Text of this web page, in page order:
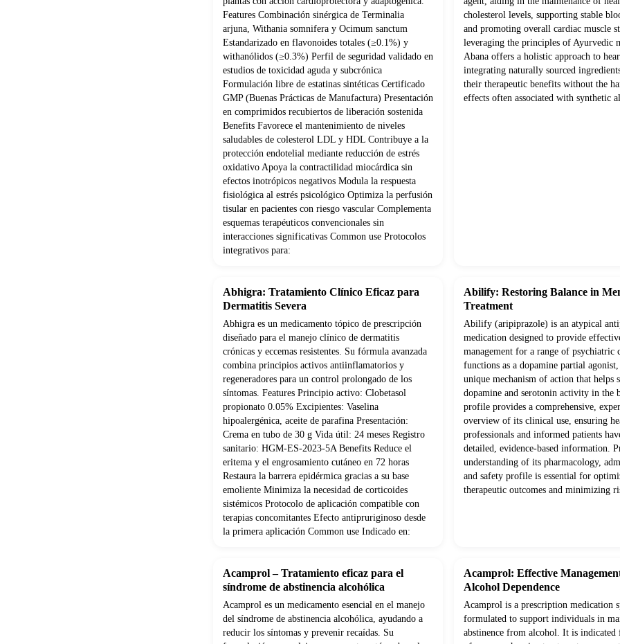
Features Combinación sinérgica de Terminalia
arjuna, Withania somnifera y Ocimum sanctum
Estandarizado en flavonoides totales (≥0.1%) y
withanólidos (≥0.3%) Perfil de seguridad validado en
estudios de toxicidad aguda y subcrónica
Formulación libre de estatinas sintéticas Certificado
GMP (Buenas Prácticas de Manufactura) Presentación
en comprimidos recubiertos de liberación sostenida
Benefits Favorece el mantenimiento de niveles
saludables de colesterol LDL y HDL Contribuye a la
protección endotelial mediante reducción de estrés
oxidativo Apoya la contractilidad miocárdica sin
efectos inotrópicos negativos Modula la respuesta
fisiológica al estrés psicológico Optimiza la perfusión
tisular en pacientes con riesgo vascular Complementa
esquemas terapéuticos convencionales sin
interacciones significativas Common use Protocolos
integrativos para:
cholesterol levels, supporting stable
and promoting overall cardiac muscle
leveraging the principles of Ayurvedic
Abana offers a holistic approach to
integrating naturally sourced
their therapeutic benefits without the
effects often associated with synthetic
Abhigra: Tratamiento Clínico Eficaz para
Dermatitis Severa
Abhigra es un medicamento tópico de prescripción
diseñado para el manejo clínico de dermatitis
crónicas y eccemas resistentes. Su fórmula avanzada
combina principios activos antiinflamatorios y
regeneradores para un control prolongado de los
síntomas. Features Principio activo: Clobetasol
propionato 0.05% Excipientes: Vaselina
hipoalergénica, aceite de parafina Presentación:
Crema en tubo de 30 g Vida útil: 24 meses Registro
sanitario: HGM-ES-2023-5A Benefits Reduce el
eritema y el engrosamiento cutáneo en 72 horas
Restaura la barrera epidérmica gracias a su base
emoliente Minimiza la necesidad de corticoides
sistémicos Protocolo de aplicación compatible con
terapias concomitantes Efecto antipruriginoso desde
la primera aplicación Common use Indicado en:
Abilify: Restoring Balance in
Treatment
Abilify (aripiprazole) is an atypical
medication designed to provide
management for a range of psychiatric
functions as a dopamine partial
unique mechanism of action that helps
dopamine and serotonin activity in the
profile provides a comprehensive,
overview of its clinical use, ensuring
professionals and informed patients
detailed, evidence-based information.
understanding of its pharmacology,
and safety profile is essential for
therapeutic outcomes and minimizing
Acamprol – Tratamiento eficaz para el
síndrome de abstinencia alcohólica
Acamprol es un medicamento esencial en el manejo
del síndrome de abstinencia alcohólica, ayudando a
reducir los síntomas y prevenir recaídas. Su
Acamprol: Effective
Alcohol Dependence
Acamprol is a prescription medication
formulated to support individuals in
abstinence from alcohol. It is indicated